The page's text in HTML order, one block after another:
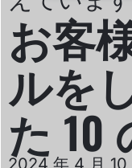
お客
ルを
た 10
2024 年 4 月 10